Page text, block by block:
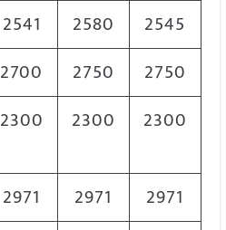
2541 2580
2545
2700 2750
2750
2300 2300 2300
2971 2971 2971